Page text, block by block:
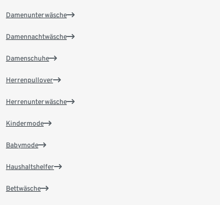
Damenunterwäsche
Damennachtwäsche
Damenschuhe
Herrenpullover
Herrenunterwäsche
Kindermode
Babymode
Haushaltshelfer
Bettwäsche